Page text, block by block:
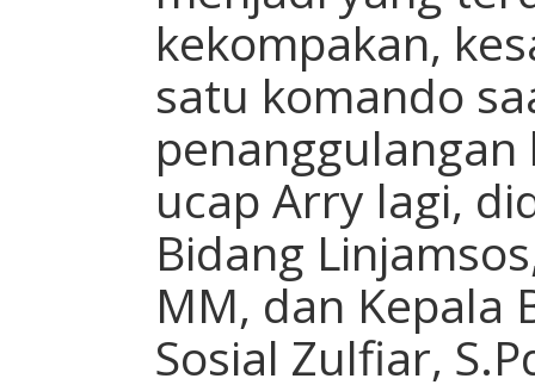
kekompakan,
satu komando
penanggulangan
ucap Arry lagi,
Bidang
MM, dan Kepala
Sosial Zulfiar,